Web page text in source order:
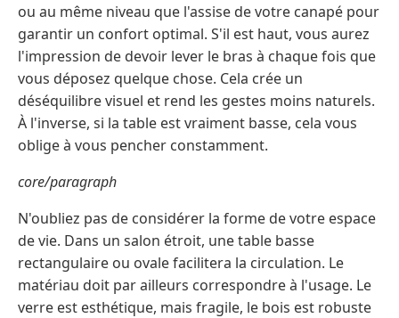
ou au même niveau que l'assise de votre canapé pour
garantir un confort optimal. S'il est haut, vous aurez
l'impression de devoir lever le bras à chaque fois que
vous déposez quelque chose. Cela crée un
déséquilibre visuel et rend les gestes moins naturels.
À l'inverse, si la table est vraiment basse, cela vous
oblige à vous pencher constamment.
core/paragraph
N'oubliez pas de considérer la forme de votre espace
de vie. Dans un salon étroit, une table basse
rectangulaire ou ovale facilitera la circulation. Le
matériau doit par ailleurs correspondre à l'usage. Le
verre est esthétique, mais fragile, le bois est robuste